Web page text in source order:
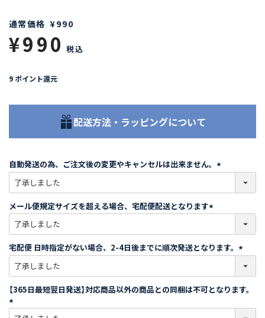
通常価格 ¥990
¥990 税込
9 ポイント還元
配送方法・ラッピングについて
自動発送の為、ご注文後の変更やキャンセルは出来ません。
必
)
メール便規定サイズを超える場合、宅配便配送となります
必
須
)
宅配便 日時指定がない場合、2-4日後までに順次発送となります。
必
須
)
【365日最短翌日発送】対応商品以外の商品との同梱は不可となります。